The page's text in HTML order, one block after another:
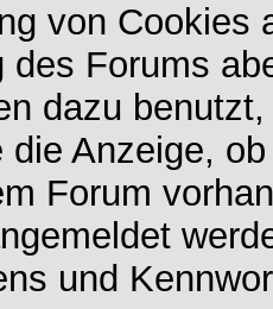
von
des Forums
dazu
die Anzeige,
Forum
und